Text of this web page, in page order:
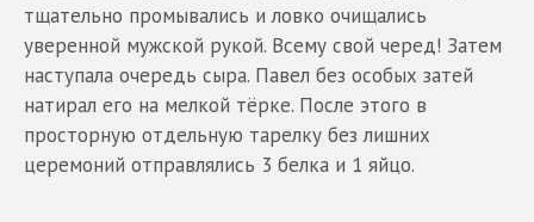
тщательно промывались и ловко очищались
уверенной мужской рукой. Всему свой черед! Затем
наступала очередь сыра. Павел без особых затей
натирал его на мелкой тёрке. После этого в
просторную отдельную тарелку без лишних
церемоний отправлялись 3 белка и 1 яйцо.